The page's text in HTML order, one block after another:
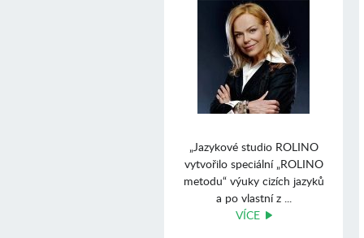
„Jazykové studio ROLINO
vytvořilo speciální „ROLINO
metodu“ výuky cizích jazyků
a po vlastní z ...
VÍCE